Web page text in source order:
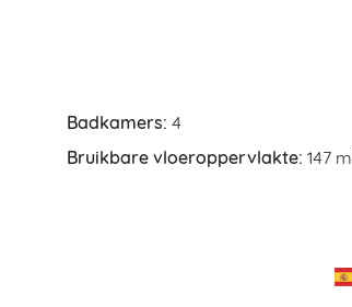
Badkamers: 4
Bruikbare vloeroppervlakte: 147 m